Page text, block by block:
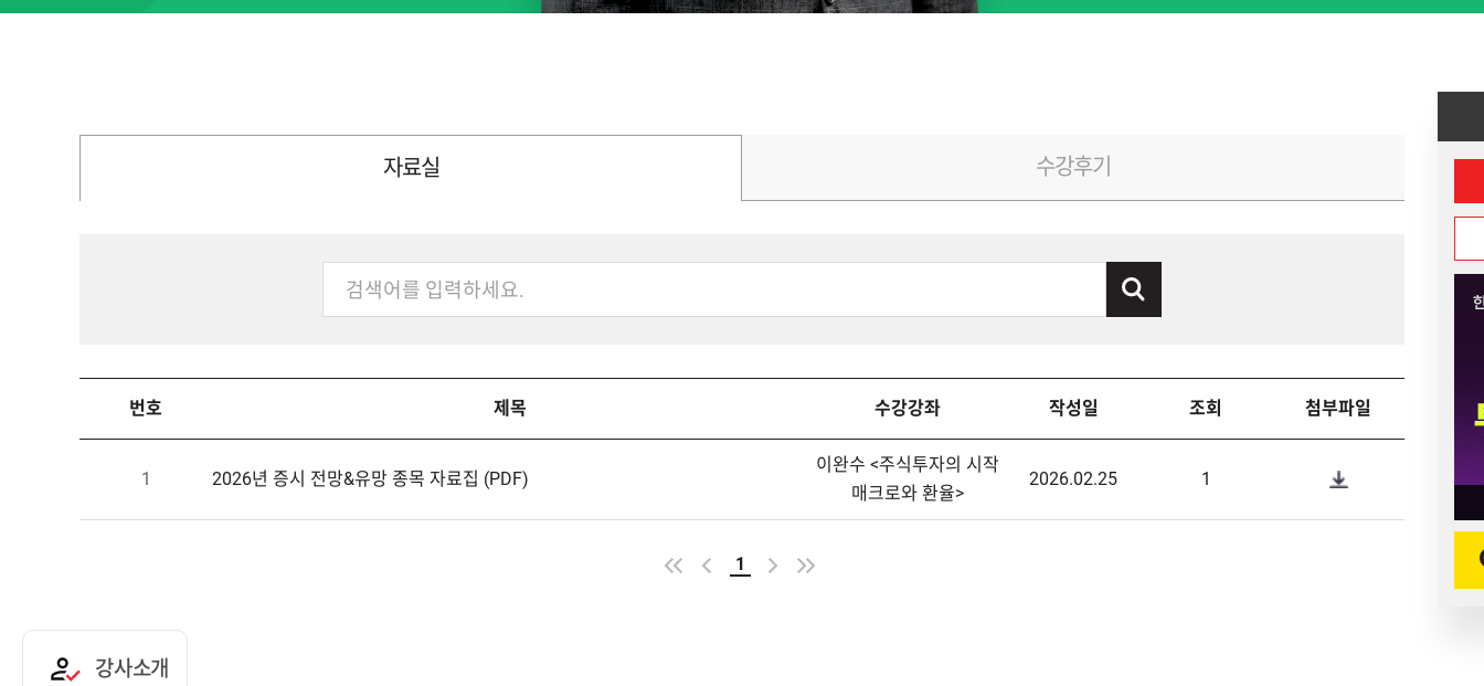
자료실 수강후기
번호 제목 수강강좌 작성일 조회 첨부파일
1 2026년증시전망&유망종목자료집(PDF)
이완수<주식투자의시작
매크로와환율>
2026.02.25 1
1
강사소개